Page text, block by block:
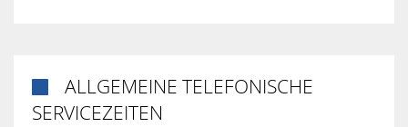
ALLGEMEINE TELEFONISCHE
SERVICEZEITEN